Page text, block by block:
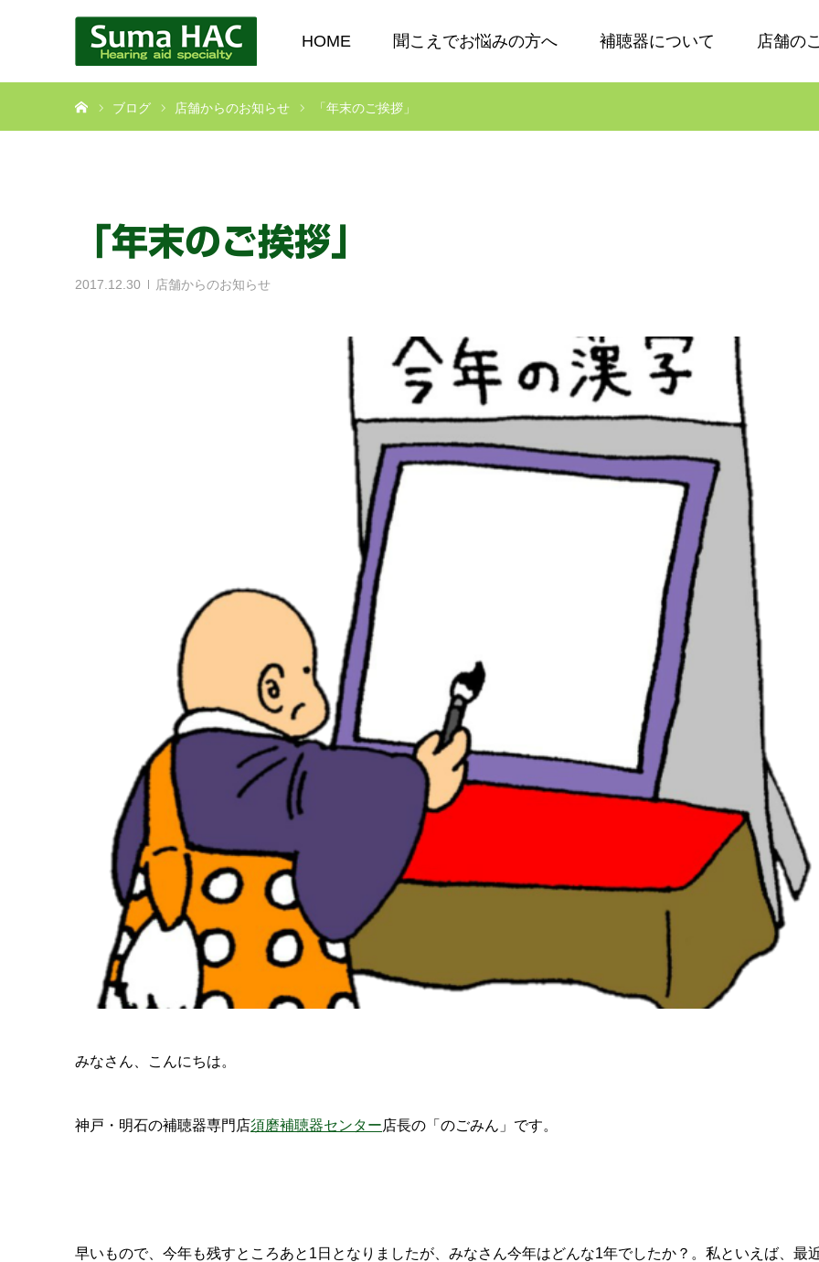
HOME 聞こえでお悩みの方へ 補聴器について 店舗の
ブログ 店舗からのお知らせ 「年末のご挨拶」
「年末のご挨拶」
2017.12.30 店舗からのお知らせ
みなさん、こんにちは。
神戸・明石の補聴器専門店須磨補聴器センター店長の「のごみん」です。
早いもので、今年も残すところあと1日となりましたが、みなさん今年はどんな1年でしたか？。私といえば、最